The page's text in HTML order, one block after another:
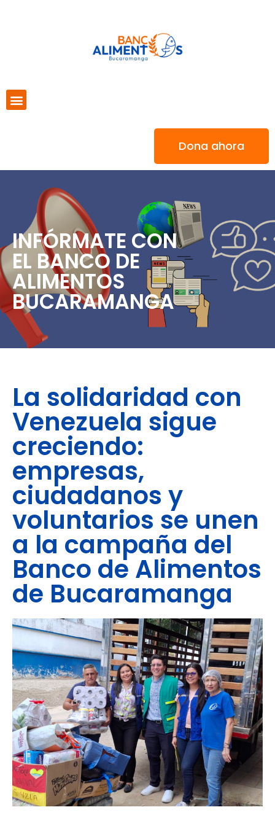
Dona ahora
INFÓRMATE CON
EL BANCO DE
ALIMENTOS
BUCARAMANGA
La solidaridad con
Venezuela sigue
creciendo:
empresas,
ciudadanos y
voluntarios se unen
a la campaña del
Banco de Alimentos
de Bucaramanga